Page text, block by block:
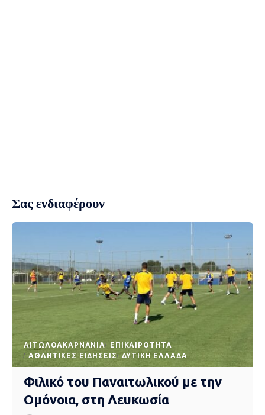
Σας ενδιαφέρουν
AΙΤΩΛΟΑΚΑΡΝΑΝΊΑ
EΠΙΚΑΙΡΌΤΗΤΑ
ΑΘΛΗΤΙΚΈΣ ΕΙΔΉΣΕΙΣ
ΔΥΤΙΚΉ ΕΛΛΆΔΑ
Φιλικό του Παναιτωλικού με την
Ομόνοια, στη Λευκωσία